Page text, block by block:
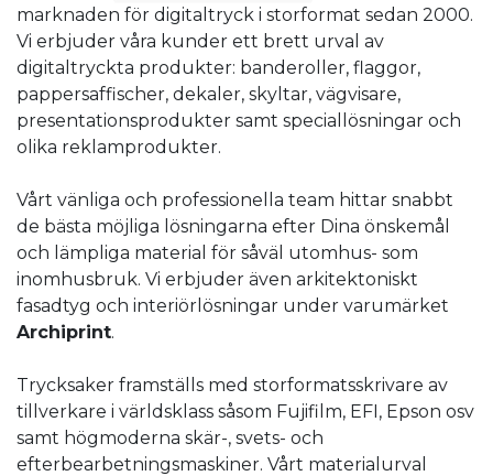
marknaden för digitaltryck i storformat sedan 2000.
Vi erbjuder våra kunder ett brett urval av
digitaltryckta produkter: banderoller, flaggor,
pappersaffischer, dekaler, skyltar, vägvisare,
presentationsprodukter samt speciallösningar och
olika reklamprodukter.
Vårt vänliga och professionella team hittar snabbt
de bästa möjliga lösningarna efter Dina önskemål
och lämpliga material för såväl utomhus- som
inomhusbruk. Vi erbjuder även arkitektoniskt
fasadtyg och interiörlösningar under varumärket
Archiprint.
Trycksaker framställs med storformatsskrivare av
tillverkare i världsklass såsom Fujifilm, EFI, Epson osv
samt högmoderna skär-, svets- och
efterbearbetningsmaskiner. Vårt materialurval